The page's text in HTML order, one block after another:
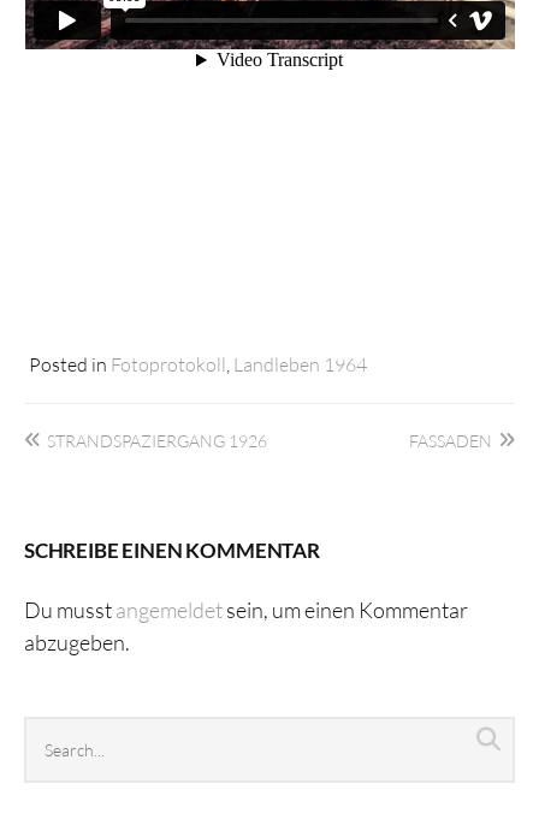
Posted in Fotoprotokoll Landleben 1964
Beitragsnavigation
STRANDSPAZIERGANG 1926 FASSADEN
SCHREIBE EINEN KOMMENTAR
Du musstangemeldetsein, um einen Kommentar
abzugeben.
archives